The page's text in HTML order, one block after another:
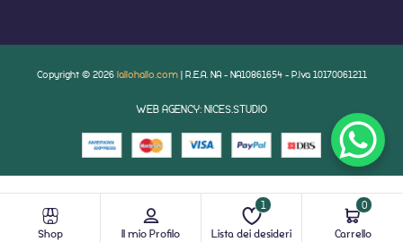
Shop Il mio Profilo Lista dei desideri
1
Carrello
0
Copyright © 2026 lallohallo.com | R.E.A. NA - NA10861654 - P.Iva 10170061211
WEB AGENCY: NICES.STUDIO